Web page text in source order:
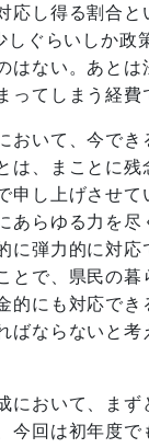
応し得る割合と
しぐらいしか政
はない。あとは
ってしまう経費
おいて、今でき
は、まことに
申し上げさせて
あらゆる力を尽
に弾力的に対応
とで、県民の暮
的にも対応でき
ばならないと考
において、まず
今回は初年度で